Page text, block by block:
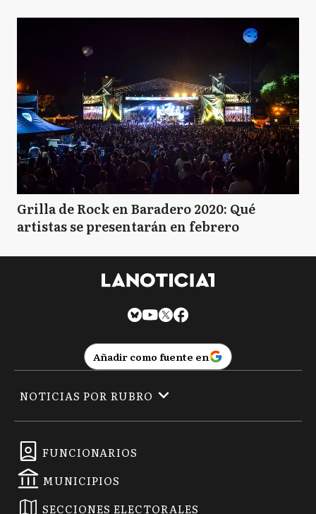
Grilla de Rock en Baradero 2020: Qué
artistas se presentarán en febrero
Añadir como fuente en
FUNCIONARIOS
MUNICIPIOS
SECCIONES ELECTORALES
NOTICIAS POR RUBRO